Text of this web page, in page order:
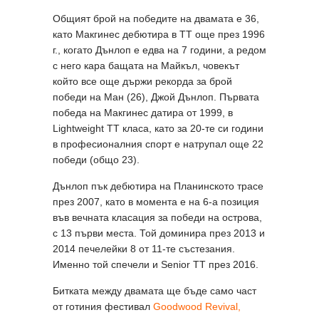
Общият брой на победите на двамата е 36,
като Макгинес дебютира в TT още през 1996
г., когато Дънлоп е едва на 7 години, а редом
с него кара бащата на Майкъл, човекът
който все още държи рекорда за брой
победи на Ман (26), Джой Дънлоп. Първата
победа на Макгинес датира от 1999, в
Lightweight TT класа, като за 20-те си години
в професионалния спорт е натрупал още 22
победи (общо 23).
Дънлоп пък дебютира на Планинското трасе
през 2007, като в момента е на 6-а позиция
във вечната класация за победи на острова,
с 13 първи места. Той доминира през 2013 и
2014 печелейки 8 от 11-те състезания.
Именно той спечели и Senior TT през 2016.
Битката между двамата ще бъде само част
от готиния фестивал Goodwood Revival,